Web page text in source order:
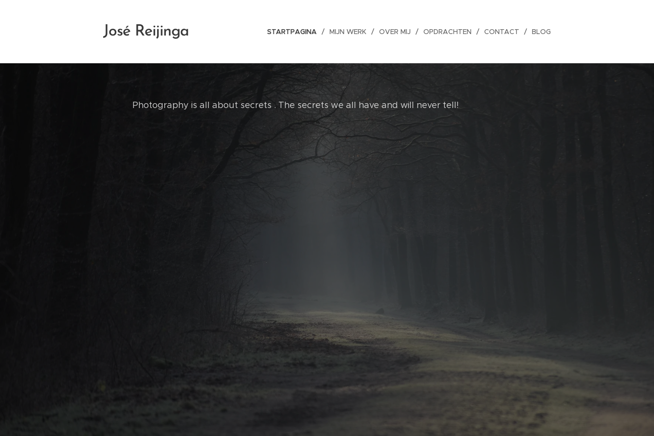
José Reijinga STARTPAGINA MIJN WERK OVER MIJ OPDRACHTEN CONTACT BLOG
Photography is all about secrets . The secrets we all have and will never tell!